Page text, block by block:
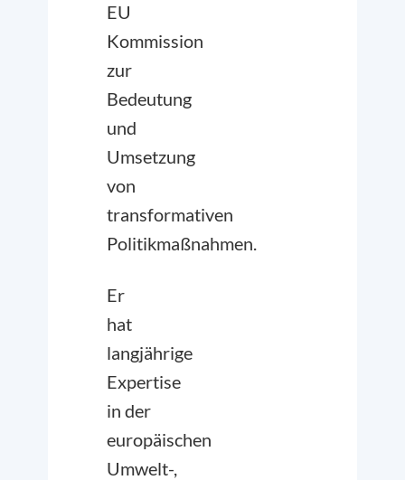
EU
Kommission
zur
Bedeutung
und
Umsetzung
von
transformativen
Politikmaßnahmen.
Er
hat
langjährige
Expertise
in der
europäischen
Umwelt-,